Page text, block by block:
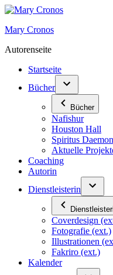
Zum
springen
Mary Cronos
Autorenseite
Startseite
Bücher
Bücher
Nafishur
Houston Hall
Spiritus
Aktuelle
Coaching
Autorin
Dienstleisterin
Coverdesign
Fotografie (ext.)
Illustrationen
Fakriro (ext.)
Kalender